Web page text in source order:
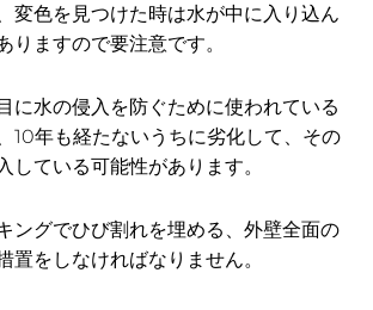
変色を見つけた時は水が中に入り込ん
りますので要注意です。
に水の侵入を防ぐために使われている
10年も経たないうちに劣化して、その
している可能性があります。
ングでひび割れを埋める、外壁全面の
置をしなければなりません。